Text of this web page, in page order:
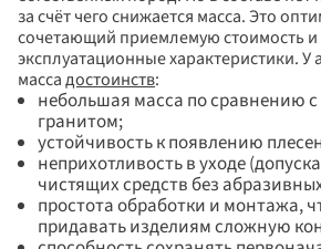
за счёт чего снижается масса. Это
сочетающий приемлемую стоимость и
эксплуатационные характеристики. У
масса достоинств:
небольшая масса по сравнению
гранитом;
устойчивость к появлению
неприхотливость в уходе
чистящих средств без
простота обработки и монтажа,
придавать изделиям сложную